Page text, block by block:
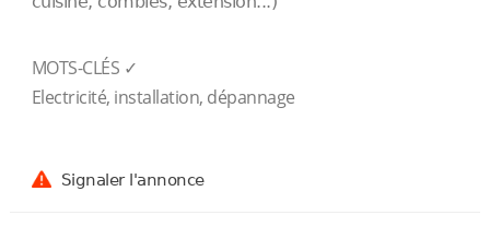
MOTS-CLÉS ✓
Electricité, installation, dépannage
Signaler l'annonce